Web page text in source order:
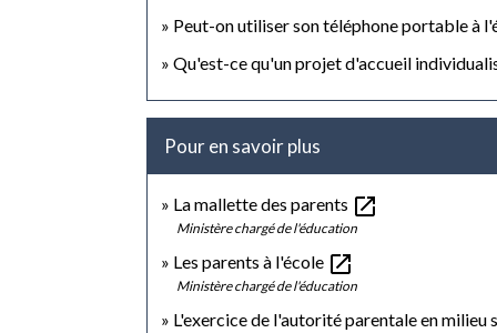
Peut-on utiliser son téléphone portable à
Qu'est-ce qu'un projet d'accueil
Pour en savoir plus
La mallette des parents open_in_new
Ministère chargé de l'éducation
Les parents à l'école open_in_new
Ministère chargé de l'éducation
L'exercice de l'autorité parentale en milieu